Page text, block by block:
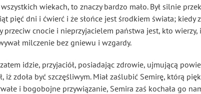
wiekach, to znaczy bardzo mało. Był silnie
pięć dni i ćwierć i że słońce jest środkiem świata;
przeciw cnocie i nieprzyjacielem państwa jest, kto wierzy,
milczenie bez gniewu i wzgardy.
idzie, przyjaciół, posiadając zdrowie, ujmującą
iż zdoła być szczęśliwym. Miał zaślubić Semirę, którą
i bogobojne przywiązanie, Semira zaś kochała go